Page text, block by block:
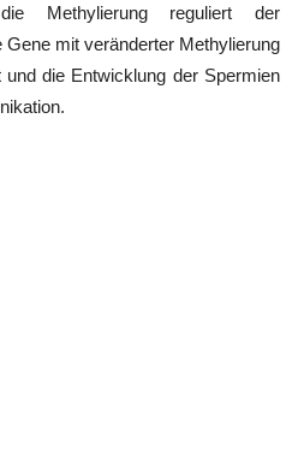
Methylierung reguliert der
mit veränderter Methylierung
die Entwicklung der Spermien